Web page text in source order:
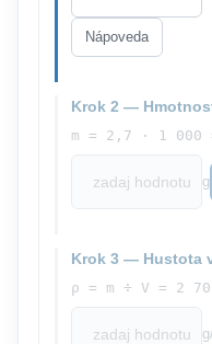
Nápoveda
Krok 2 —
m = 2,7 · 1 000
g
Krok 3 — Hustota
ρ = m ÷ V = 2